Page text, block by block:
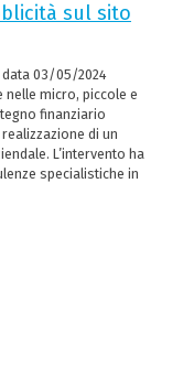
sul sito
data 03/05/2024
nelle micro, piccole e
finanziario
realizzazione di un
L’intervento ha
specialistiche in